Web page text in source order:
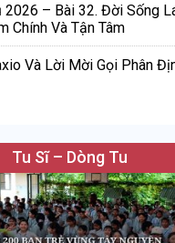
2026 – Bài 32. Đời Sống
Chính Và Tận Tâm
Và Lời Mời Gọi Phân
Tu Sĩ – Dòng Tu